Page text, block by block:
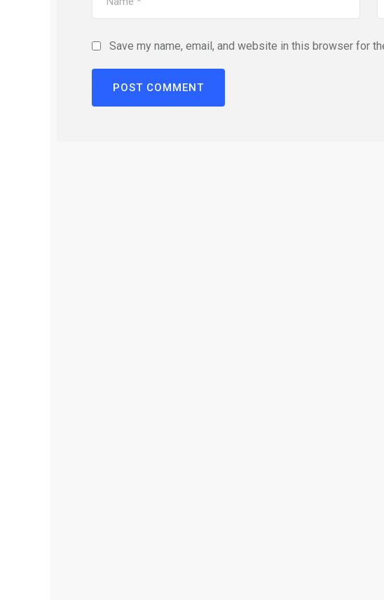
Save my name, email, and website in this browser for